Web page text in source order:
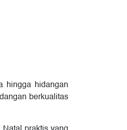
hingga hidangan
berkualitas